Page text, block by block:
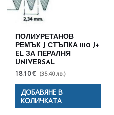
ПОЛИУРЕТАНОВ
РЕМЪК J СТЪПКА 1110 J4
EL ЗА ПЕРАЛНЯ
UNIVERSAL
18.10 € (35.40 лв.)
ДОБАВЯНЕ В
КОЛИЧКАТА